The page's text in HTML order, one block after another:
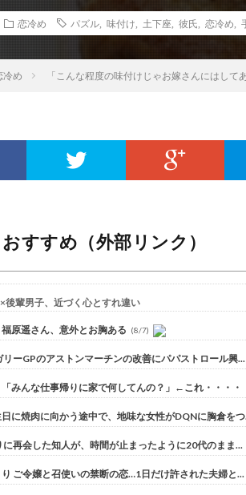
恋冷め パズル 味付け 土下座 彼氏 恋冷め
冷め 「こんな程度の味付けじゃお嫁さんにはし
すすめ（外部リンク）
後輩男子、近づく心とすれ違い
福原遥さん、意外とお胸ある (8/7)
リーGPのアストンマーチンの改善にパパストロール興...
「みんな仕事帰りに家で何してんの？」←これ・・・・
に焼肉に向かう途中で、地味な女性がDQNに胸倉をつ
に再会した知人が、時間が止まったように20代のまま...
ご令嬢と召使いの禁断の恋…1日だけ許された夫婦と...